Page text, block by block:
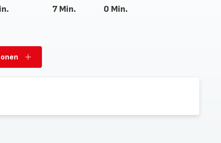
7 Min. 0 Min.
Personen